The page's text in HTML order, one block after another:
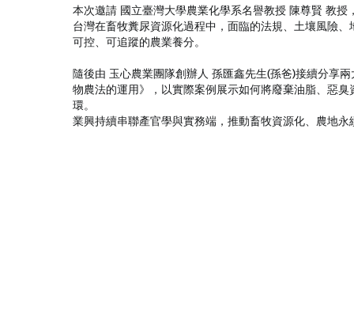
本次邀請 國立臺灣大學農業化學系名譽教授 陳尊賢 教
台灣在畜牧糞尿資源化過程中，面臨的法規、土壤風險
可控、可追蹤的農業養分。
隨後由 玉心農業團隊創辦人 孫匯鑫先生(孫爸)接續分享
物農法的運用》，以實際案例展示如何將廢棄油脂、惡
環。
業興持續串聯產官學與實務端，推動畜牧資源化、農地永